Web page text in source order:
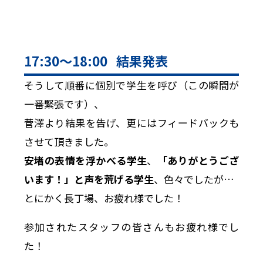
17:30〜18:00 結果発表
そうして順番に個別で学生を呼び（この瞬間が
一番緊張です）、
菅澤より結果を告げ、更にはフィードバックも
させて頂きました。
安堵の表情を浮かべる学生、
「ありがとうござ
います！」と声を荒げる学生、色々でしたが…
とにかく長丁場、お疲れ様でした！
参加されたスタッフの皆さんもお疲れ様でし
た！